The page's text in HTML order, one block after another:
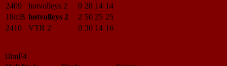
2409
hotvolleys 2 0 28 14 14
18mB hotvolleys 2 2 50 25 25
2410
VTR 2 0 30 14 16
18mF4